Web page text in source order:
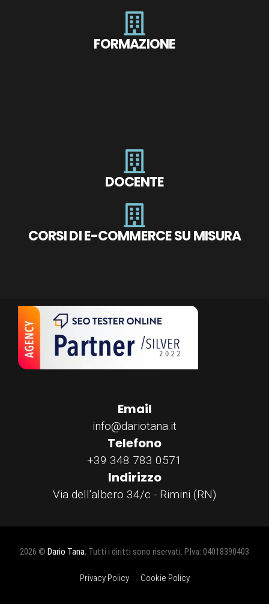
FORMAZIONE
DOCENTE
CORSI DI E-COMMERCE SU MISURA
Email
info@dariotana.it
Telefono
+39 348 783 0571
Indirizzo
Via dell'albero 34/c - Rimini (RN)
2026 © Dario Tana, Tutti i diritti sono riservati. P.Iva: 04018390403
Privacy Policy Cookie Policy